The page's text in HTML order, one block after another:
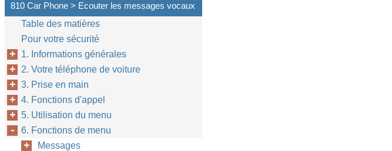
810 Car Phone > Ecouter les messages vocaux
Table des matières
Pour votre sécurité
1. Informations générales
2. Votre téléphone de voiture
3. Prise en main
4. Fonctions d'appel
5. Utilisation du menu
6. Fonctions de menu
Messages